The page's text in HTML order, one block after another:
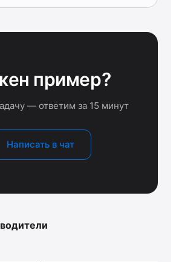
пример?
— ответим за 15 минут
Написать в чат